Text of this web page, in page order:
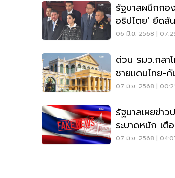
รัฐบาลผนึกก
อธิปไตย' ยึดสั
กัมพูชา
06 มิ.ย. 2568 |
ด่วน รมว.กล
ชายแดนไทย-
มาตรการตอบโ
07 มิ.ย. 2568 |
รัฐบาลเผยข่า
ระบาดหนัก เตื
07 มิ.ย. 2568 |